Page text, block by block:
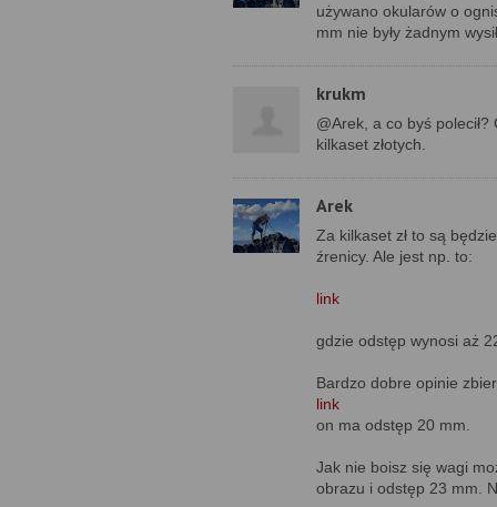
używano okularów o
mm nie były żadnym
krukm
@Arek, a co byś
kilkaset złotych.
Arek
Za kilkaset zł to są
źrenicy. Ale jest np. to:
link
gdzie odstęp wynosi aż
Bardzo dobre opinie
link
on ma odstęp 20 mm.
Jak nie boisz się wagi
obrazu i odstęp 23 mm.